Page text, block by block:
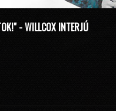
- WILLCOX INTERJÚ